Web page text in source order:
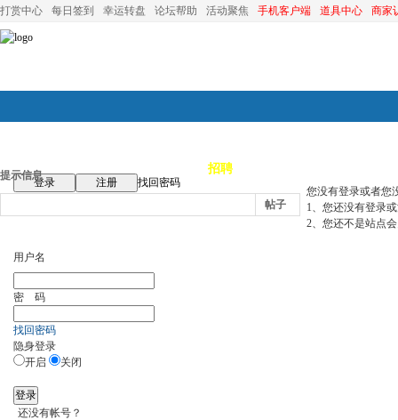
打赏中心 每日签到 幸运转盘 论坛帮助 活动聚焦 手机客户端 道具中心 商家
论坛首页 招聘
登录 注册
找回密码
帖子
提示信息
您没有登录或者您
1、您还没有登录
2、您还不是站点
用户名
密 码
找回密码
隐身登录
开启
关闭
登录
还没有帐号？